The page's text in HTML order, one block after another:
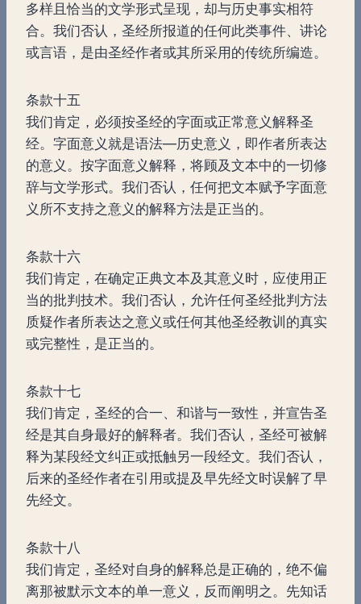
多样且恰当的文学形式呈现，却与历史事实相符
合。我们否认，圣经所报道的任何此类事件、讲论
或言语，是由圣经作者或其所采用的传统所编造。
条款十五
我们肯定，必须按圣经的字面或正常意义解释圣
经。字面意义就是语法—历史意义，即作者所表达
的意义。按字面意义解释，将顾及文本中的一切修
辞与文学形式。我们否认，任何把文本赋予字面意
义所不支持之意义的解释方法是正当的。
条款十六
我们肯定，在确定正典文本及其意义时，应使用正
当的批判技术。我们否认，允许任何圣经批判方法
质疑作者所表达之意义或任何其他圣经教训的真实
或完整性，是正当的。
条款十七
我们肯定，圣经的合一、和谐与一致性，并宣告圣
经是其自身最好的解释者。我们否认，圣经可被解
释为某段经文纠正或抵触另一段经文。我们否认，
后来的圣经作者在引用或提及早先经文时误解了早
先经文。
条款十八
我们肯定，圣经对自身的解释总是正确的，绝不偏
离那被默示文本的单一意义，反而阐明之。先知话